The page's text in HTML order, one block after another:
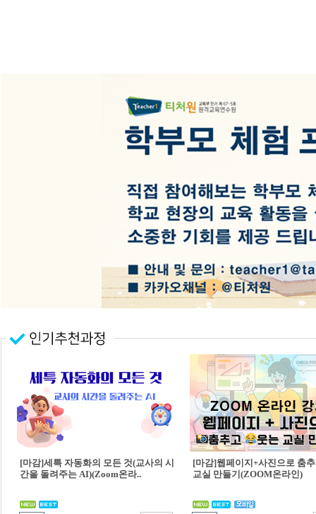
[마감]세특 자동화의 모든 것(교사의 시
간을 돌려주는 AI)(Zoom온라..
[마감]웹페이지+사진으로 춤
교실 만들기(ZOOM온라인)